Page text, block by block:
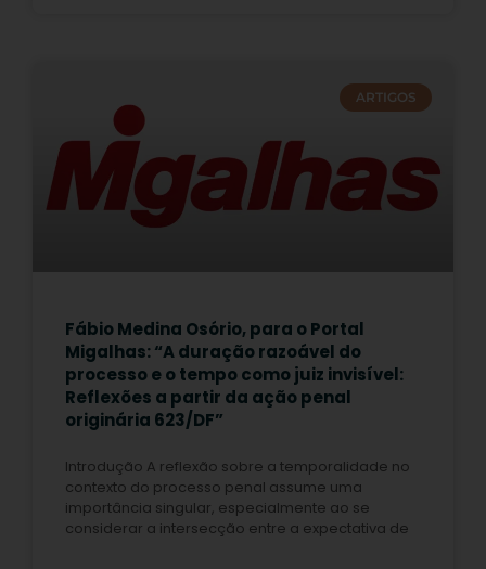
ARTIGOS
Fábio Medina Osório, para o Portal
Migalhas: “A duração razoável do
processo e o tempo como juiz invisível:
Reflexões a partir da ação penal
originária 623/DF”
Introdução A reflexão sobre a temporalidade no
contexto do processo penal assume uma
importância singular, especialmente ao se
considerar a intersecção entre a expectativa de